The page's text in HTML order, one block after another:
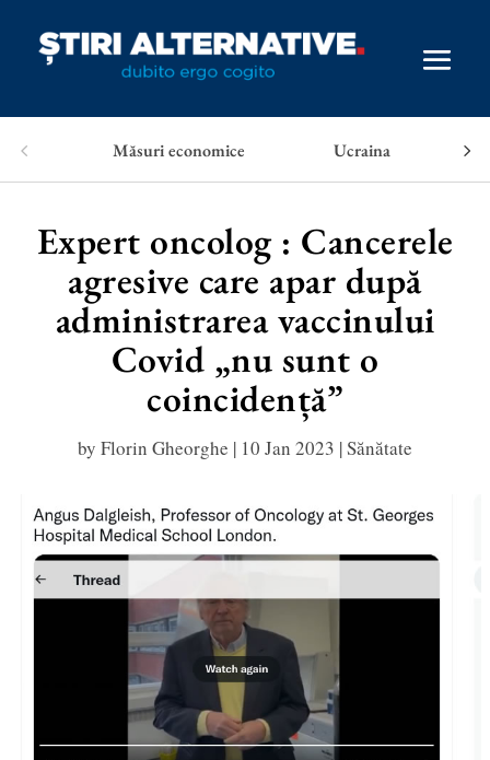
Măsuri economice Ucraina
Expert oncolog : Cancerele
agresive care apar după
administrarea vaccinului
Covid „nu sunt o
coincidență”
by Florin Gheorghe | 10 Jan 2023 |Sănătate